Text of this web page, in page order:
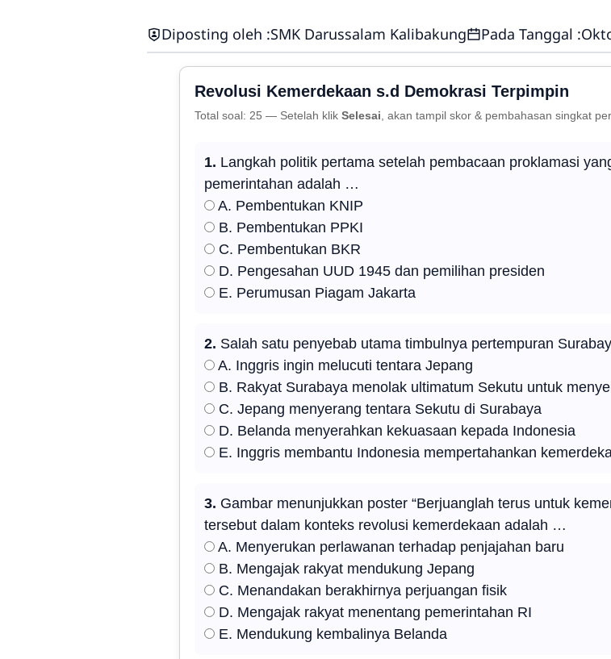
Diposting oleh :SMK Darussalam Kalibakung Pada Tanggal :
Revolusi Kemerdekaan s.d Demokrasi Terpimpin
Total soal: 25 — Setelah klik Selesai , akan tampil skor & pembahasan singkat
1. Langkah politik pertama setelah pembacaan proklamasi
pemerintahan adalah …
A. Pembentukan KNIP
B. Pembentukan PPKI
C. Pembentukan BKR
D. Pengesahan UUD 1945 dan pemilihan presiden
E. Perumusan Piagam Jakarta
2. Salah satu penyebab utama timbulnya pertempuran
A. Inggris ingin melucuti tentara Jepang
B. Rakyat Surabaya menolak ultimatum Sekutu untuk
C. Jepang menyerang tentara Sekutu di Surabaya
D. Belanda menyerahkan kekuasaan kepada Indonesia
E. Inggris membantu Indonesia mempertahankan
3. Gambar menunjukkan poster “Berjuanglah terus untuk
tersebut dalam konteks revolusi kemerdekaan adalah …
A. Menyerukan perlawanan terhadap penjajahan baru
B. Mengajak rakyat mendukung Jepang
C. Menandakan berakhirnya perjuangan fisik
D. Mengajak rakyat menentang pemerintahan RI
E. Mendukung kembalinya Belanda